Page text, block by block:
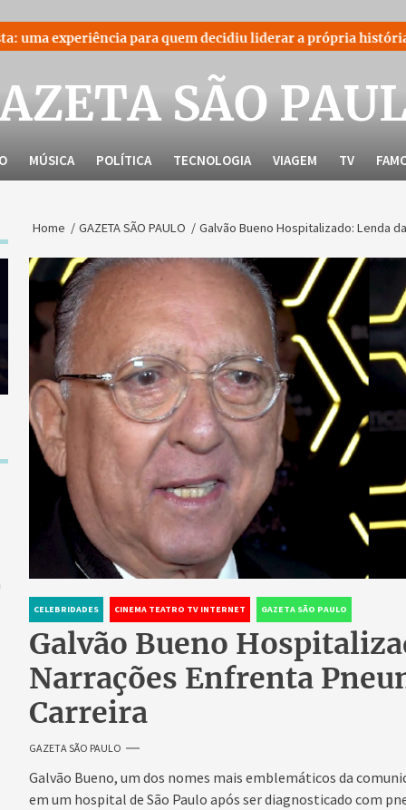
para quem decidiu liderar a própria história Disputa
SÃO
MÚSICA POLÍTICA TECNOLOGIA VIAGEM TV
Home GAZETA SÃO PAULO Galvão Bueno Hospitalizado: Lenda
CELEBRIDADES CINEMA TEATRO TV INTERNET GAZETA SÃO PAULO
Galvão Bueno
Narrações Enfrenta
Carreira
GAZETA SÃO PAULO
Galvão Bueno, um dos nomes mais emblemáticos da
em um hospital de São Paulo após ser diagnosticado com